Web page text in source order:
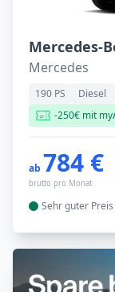
Mercedes-
Mercedes
190 PS Diesel
-250€ mit
ab 784 €
brutto pro Monat
Sehr guter Preis